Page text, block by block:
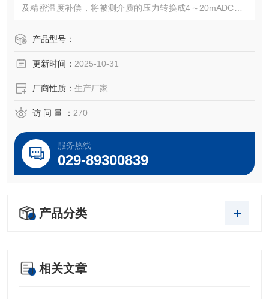
及精密温度补偿，将被测介质的压力转换成4～20mADC、0
感器、封装技术以及*的装配工艺确保了该产品的优异质量和
产品型号：
更新时间： 2025-10-31
厂商性质： 生产厂家
访 问 量 ： 270
服务热线
029-89300839
产品分类
相关文章